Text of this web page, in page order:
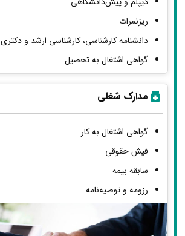
ریزنمرات
دانشنامه کارشناسی، کارشناسی ارشد و دکتری
گواهی اشتغال به تحصیل
مدارک شغلی
گواهی اشتغال به کار
فیش حقوقی
سابقه بیمه
رزومه و توصیه‌نامه